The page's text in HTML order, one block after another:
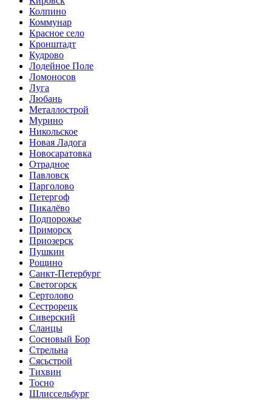
Колпино
Коммунар
Красное село
Кронштадт
Кудрово
Лодейное Поле
Ломоносов
Луга
Любань
Металлострой
Мурино
Никольское
Новая Ладога
Новосаратовка
Отрадное
Павловск
Парголово
Петергоф
Пикалёво
Подпорожье
Приморск
Приозерск
Пушкин
Рощино
Санкт-Петербург
Светогорск
Сертолово
Сестрорецк
Сиверский
Сланцы
Сосновый Бор
Стрельна
Сясьстрой
Тихвин
Тосно
Шлиссельбург